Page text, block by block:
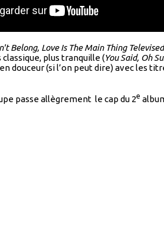
Belong, Love Is The Main Thing
plus tranquille (You Said, Oh
douceur (si l’on peut dire) avec les
passe allègrement le cap du 2e